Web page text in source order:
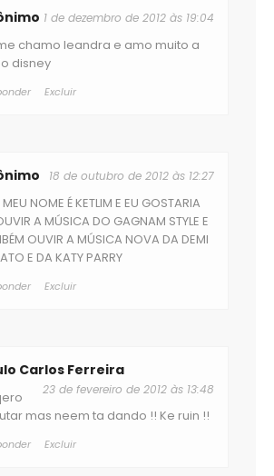
Carlos Ferreira
23 de fevereiro de 2012 às 13:48
mas neem ta dando !! Ke ruin !!
Excluir
18 de outubro de 2012 às 12:27
NOME É KETLIM E EU GOSTARIA
A MÚSICA DO GAGNAM STYLE E
OUVIR A MÚSICA NOVA DA DEMI
E DA KATY PARRY
Excluir
1 de dezembro de 2012 às 19:04
chamo leandra e amo muito a
disney
Excluir